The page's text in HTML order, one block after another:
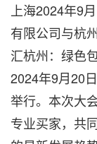
上海2024年9
有限公司与杭
汇杭州：绿色
2024年9月20
举行。本次大
专业买家，共